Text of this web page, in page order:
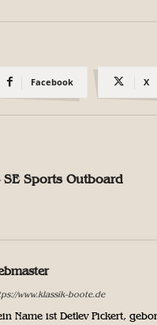
Facebook X
Sports Outboard
www.klassik-boote.de
Name ist Detlev Pickert,